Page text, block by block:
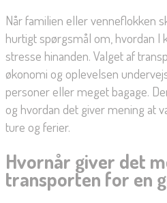
Når familien eller venneflokken
hurtigt spørgsmål om, hvordan I
stresse hinanden. Valget af
økonomi og oplevelsen
personer eller meget bagage.
og hvordan det giver mening at
ture og ferier.
Hvornår giver det
transporten for en